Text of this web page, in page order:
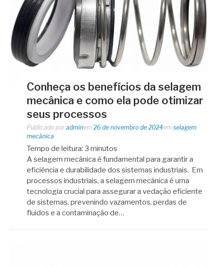
Conheça os benefícios da selagem
mecânica e como ela pode otimizar
seus processos
Publicado por adminem 26 de novembro de 2024em selagem
mecânica
Tempo de leitura: 3 minutos
A selagem mecânica é fundamental para garantir a
eficiência e durabilidade dos sistemas industriais. Em
processos industriais, a selagem mecânica é uma
tecnologia crucial para assegurar a vedação eficiente
de sistemas, prevenindo vazamentos, perdas de
fluidos e a contaminação de…